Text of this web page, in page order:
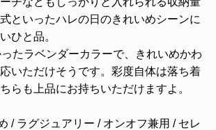
といったハレの日のきれいめシーンに
ひと品。
たラベンダーカラーで、きれいめかわ
いただけそうです。彩度自体は落ち着
らも上品にお持ちいただけますよ。
/ ラグジュアリー / オンオフ兼用 / セレ